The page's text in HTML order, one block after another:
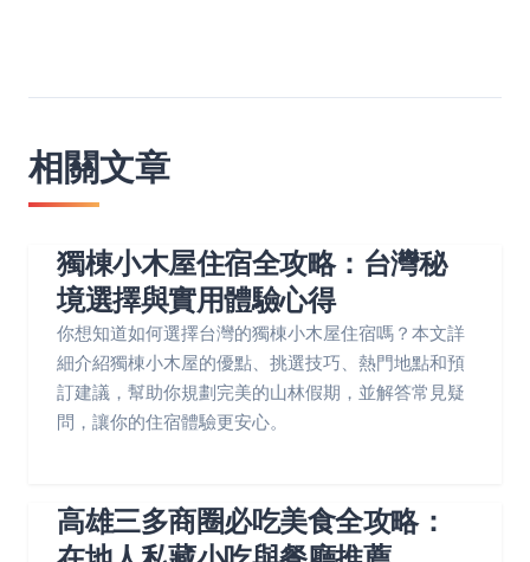
相關文章
獨棟小木屋住宿全攻略：台灣秘
境選擇與實用體驗心得
你想知道如何選擇台灣的獨棟小木屋住宿嗎？本文詳
細介紹獨棟小木屋的優點、挑選技巧、熱門地點和預
訂建議，幫助你規劃完美的山林假期，並解答常見疑
問，讓你的住宿體驗更安心。
高雄三多商圈必吃美食全攻略：